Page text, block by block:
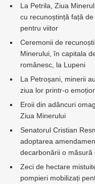
La Petrila, Ziua
cu recunoștință față
pentru viitor
Ceremonii de
Minerului, în capitala
românesc, la Lupeni
La Petroșani, minerii
ziua lor printr-o
Eroii din adâncuri
Ziua Minerului
Senatorul Cristian
adoptarea
decarbonării o măsură
Zeci de hectare
pompieri mobilizați